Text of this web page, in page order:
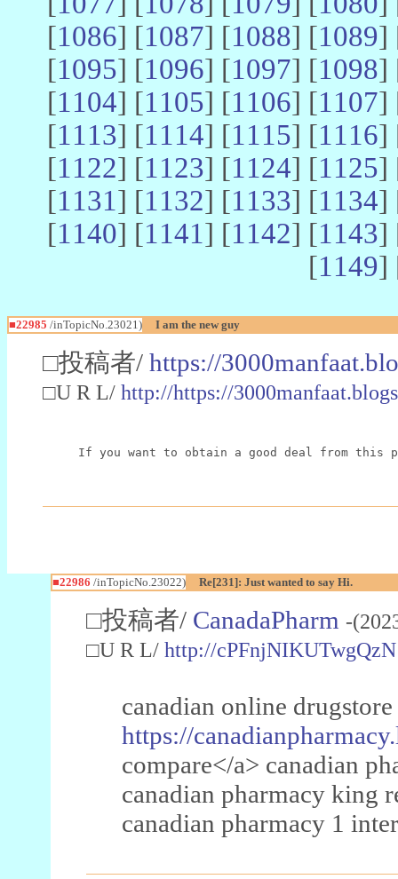
[1086] [1087] [1088] [1089]
[1095] [1096] [1097] [1098]
[1104] [1105] [1106] [1107]
[1113] [1114] [1115] [1116]
[1122] [1123] [1124] [1125]
[1131] [1132] [1133] [1134]
[1140] [1141] [1142] [1143]
[1149]
■22985 /inTopicNo.23021) I am the new guy
□投稿者/ https://
□U R L/ http://https://
If you want to obtain a good deal from this
■22986 /inTopicNo.23022) Re[231]: Just wanted to say Hi.
□投稿者/ CanadaPharm -
□U R L/ http://cPFnjNIKUTwgQzN
canadian online
https://
compare</a> canadian
canadian pharmacy king
canadian pharmacy 1